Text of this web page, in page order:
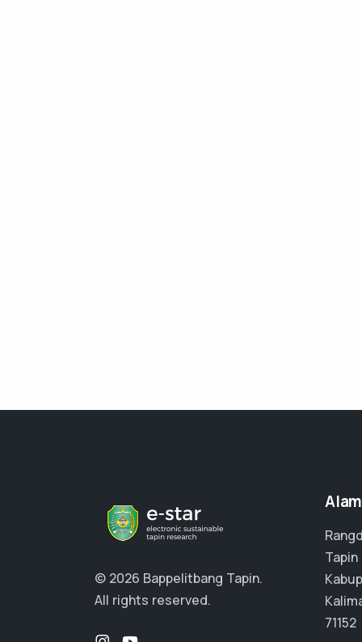
© 2026 Bappelitbang Tapin.
All rights reserved.
71152